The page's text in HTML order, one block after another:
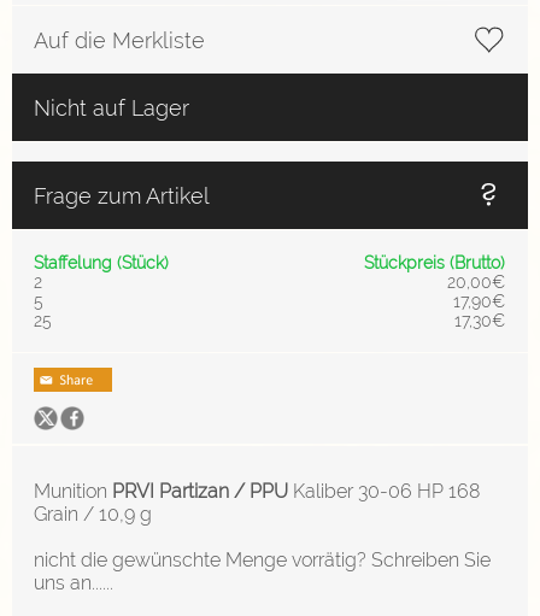
Auf die Merkliste
Nicht auf Lager
Frage zum Artikel
Staffelung (Stück)
Stückpreis (Brutto)
2
20,00€
5
17,90€
25
17,30€
Munition PRVI Partizan / PPU Kaliber 30-06 HP 168
Grain / 10,9 g
nicht die gewünschte Menge vorrätig? Schreiben Sie
uns an......